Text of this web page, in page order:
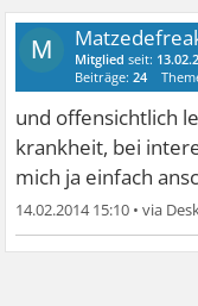
M Mitglied seit:
Beiträge:24
und offensichtlich
krankheit, bei
mich ja einfach
14.02.2014 15:10 •